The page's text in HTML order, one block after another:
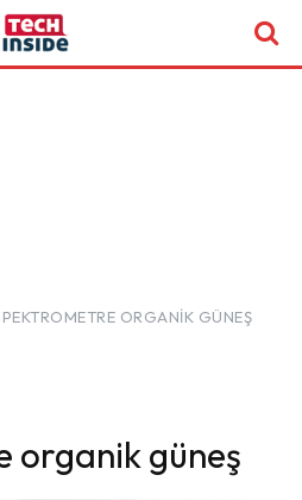
ORGANIK GÜNEŞ
organik güneş